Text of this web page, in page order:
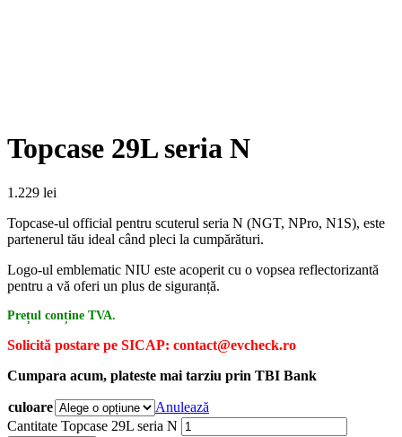
Topcase 29L seria N
1.229 lei
Topcase-ul official pentru scuterul seria N (NGT, NPro, N1S), este
partenerul tău ideal când pleci la cumpărături.
Logo-ul emblematic NIU este acoperit cu o vopsea reflectorizantă
pentru a vă oferi un plus de siguranță.
Prețul conține TVA.
Solicită postare pe SICAP: contact@evcheck.ro
Cumpara acum, plateste mai tarziu prin TBI Bank
culoare
Anulează
Cantitate Topcase 29L seria N